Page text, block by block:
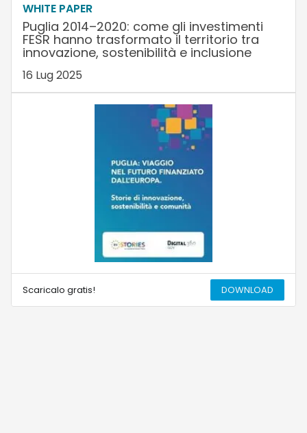
WHITE PAPER
Puglia 2014–2020: come gli investimenti
FESR hanno trasformato il territorio tra
innovazione, sostenibilità e inclusione
16 Lug 2025
Scaricalo gratis! DOWNLOAD